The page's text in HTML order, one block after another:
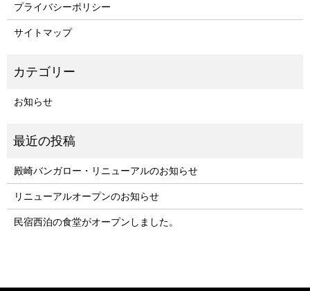
プライバシーポリシー
サイトマップ
お知らせ
殿崎バンガロー・リニューアルのお知らせ
リニューアルオープンのお知らせ
民宿西泊の食堂がオープンしました。